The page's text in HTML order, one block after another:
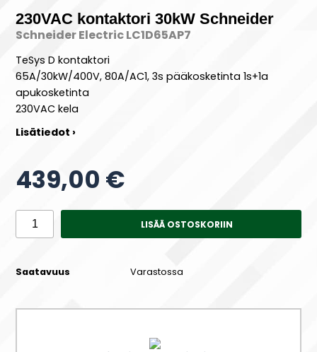
230VAC kontaktori 30kW Schneider
Schneider Electric LC1D65AP7
TeSys D kontaktori
65A/30kW/400V, 80A/AC1, 3s pääkosketinta 1s+1a
apukosketinta
230VAC kela
Lisätiedot ›
439,00 €
LISÄÄ OSTOSKORIIN
Saatavuus Varastossa